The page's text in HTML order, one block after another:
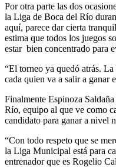
Por otra parte las dos
la Liga de Boca del Río
aquí, parece dar cierta
estima que todos los juegos
estar bien concentrado para
“El torneo ya quedó atrás.
cada quien va a salir a ganar
Finalmente Espinoza
Río, equipo al que ve como
candidato para ganar a nivel
“Con todo respeto que se
la Liga Municipal está para
entrenador que es Rogelio